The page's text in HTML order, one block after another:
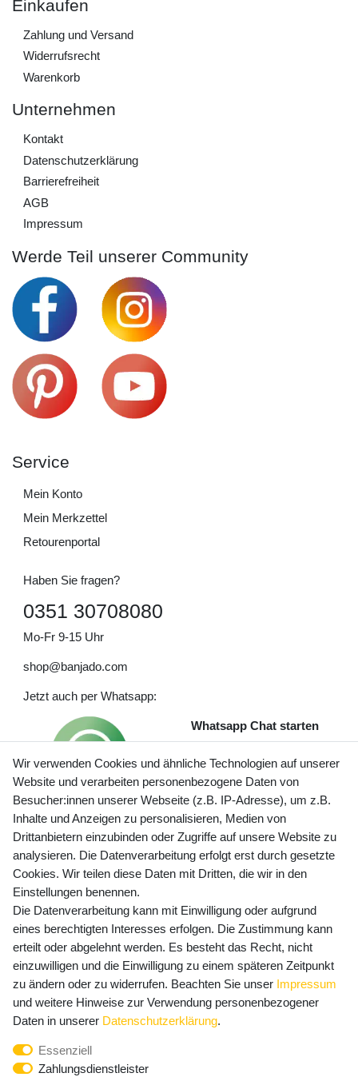
Einkaufen
Zahlung und Versand
Widerrufs­recht
Warenkorb
Unternehmen
Kontakt
Daten­schutz­erklärung
Barrierefreiheit
AGB
Impressum
Werde Teil unserer Community
Service
Mein Konto
Mein Merkzettel
Retourenportal
Haben Sie fragen?
0351 30708080
Mo-Fr 9-15 Uhr
shop@banjado.com
Jetzt auch per Whatsapp:
Whatsapp Chat starten
Preisangaben inkl. gesetzl. MwSt. und zzgl. Service- und
Versandkosten
Newsletter Anmeldung - Keine Angebote
mehr verpassen!
E-MAIL **
Newsletter
Honig
Hiermit bestätige ich, dass ich dieDaten­schutz­erklärung
widerrufen.**
Wir verwenden Cookies und ähnliche Technologien auf unserer
Website und verarbeiten personenbezogene Daten von
Besucher:innen unserer Webseite (z.B. IP-Adresse), um z.B.
Inhalte und Anzeigen zu personalisieren, Medien von
Drittanbietern einzubinden oder Zugriffe auf unsere Website zu
analysieren. Die Datenverarbeitung erfolgt erst durch gesetzte
Cookies. Wir teilen diese Daten mit Dritten, die wir in den
Einstellungen benennen.
Die Datenverarbeitung kann mit Einwilligung oder aufgrund
eines berechtigten Interesses erfolgen. Die Zustimmung kann
erteilt oder abgelehnt werden. Es besteht das Recht, nicht
einzuwilligen und die Einwilligung zu einem späteren Zeitpunkt
zu ändern oder zu widerrufen. Beachten Sie unser Impressum
und weitere Hinweise zur Verwendung personenbezogener
Daten in unserer Daten­schutz­erklärung.
Essenziell
Zahlungsdienstleister